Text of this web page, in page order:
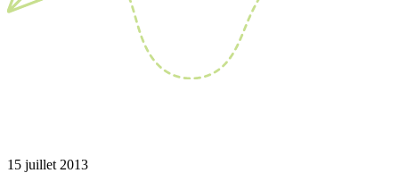
15 juillet 2013